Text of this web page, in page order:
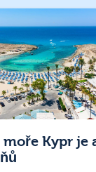
moře Kypr je